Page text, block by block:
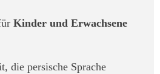
Kinder und Erwachsene
die persische Sprache